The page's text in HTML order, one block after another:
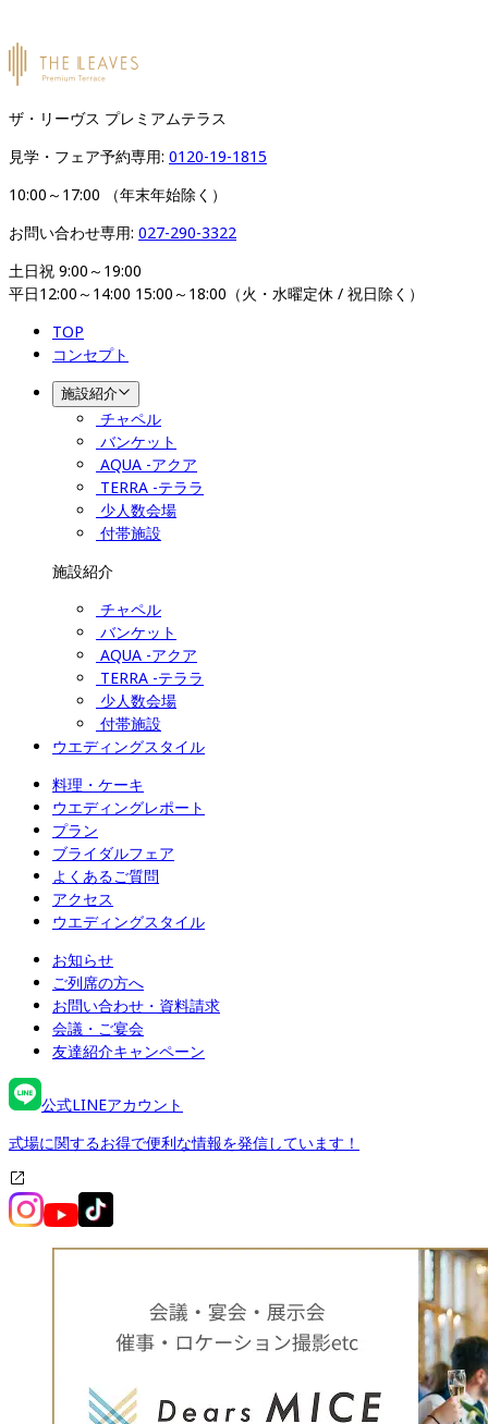
ザ・リーヴス プレミアムテラス
見学・フェア予約専用: 0120-19-1815
10:00～17:00 （年末年始除く）
お問い合わせ専用: 027-290-3322
土日祝 9:00～19:00
平日12:00～14:00 15:00～18:00（火・水曜定休 / 祝日除く）
TOP
コンセプト
施設紹介
チャペル
バンケット
AQUA -アクア
TERRA -テララ
少人数会場
付帯施設
施設紹介
チャペル
バンケット
AQUA -アクア
TERRA -テララ
少人数会場
付帯施設
ウエディングスタイル
料理・ケーキ
ウエディングレポート
プラン
ブライダルフェア
よくあるご質問
アクセス
ウエディングスタイル
お知らせ
ご列席の方へ
お問い合わせ・資料請求
会議・ご宴会
友達紹介キャンペーン
公式LINEアカウント
式場に関するお得で便利な情報を発信しています！